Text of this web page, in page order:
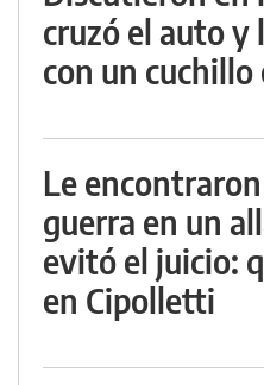
cruzó el auto y
con un cuchillo
Le
guerra en un
evitó el juicio:
en Cipolletti